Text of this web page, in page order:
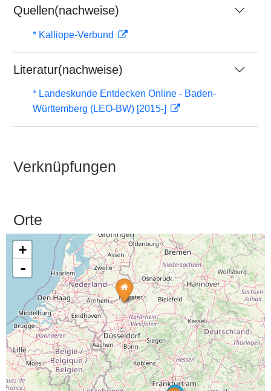
Quellen(nachweise)
* Kalliope-Verbund
Literatur(nachweise)
* Landeskunde Entdecken Online - Baden-
Württemberg (LEO-BW) [2015-]
Verknüpfungen
Orte
+
-